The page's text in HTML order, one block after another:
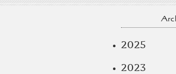
2025
2023